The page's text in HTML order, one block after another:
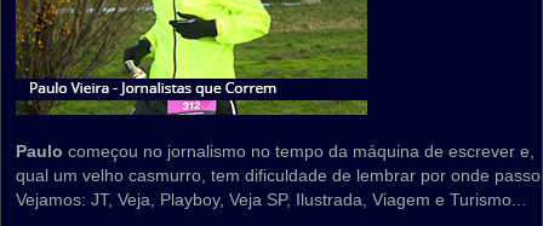
Paulo começou no jornalismo no tempo da máquina de escrever e,
qual um velho casmurro, tem dificuldade de lembrar por onde
Vejamos: JT, Veja, Playboy, Veja SP, Ilustrada, Viagem e Turismo...